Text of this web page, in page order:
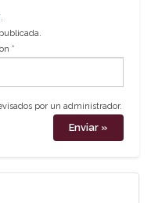
.
*
por un administrador.